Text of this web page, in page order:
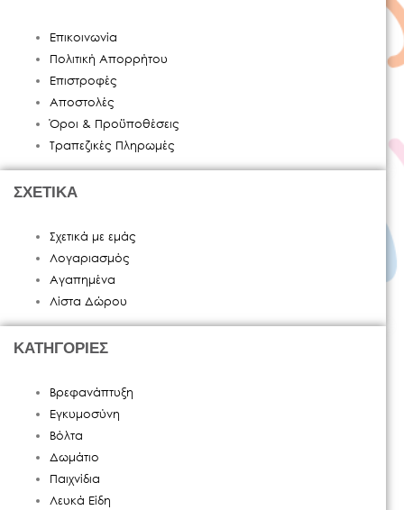
Επικοινωνία
Πολιτική Απορρήτου
Επιστροφές
Αποστολές
Όροι & Προϋποθέσεις
Τραπεζικές Πληρωμές
ΣΧΕΤΙΚΑ
Σχετικά με εμάς
Λογαριασμός
Αγαπημένα
Λίστα Δώρου
ΚΑΤΗΓΟΡΙΕΣ
Βρεφανάπτυξη
Εγκυμοσύνη
Βόλτα
Δωμάτιο
Παιχνίδια
Λευκά Είδη